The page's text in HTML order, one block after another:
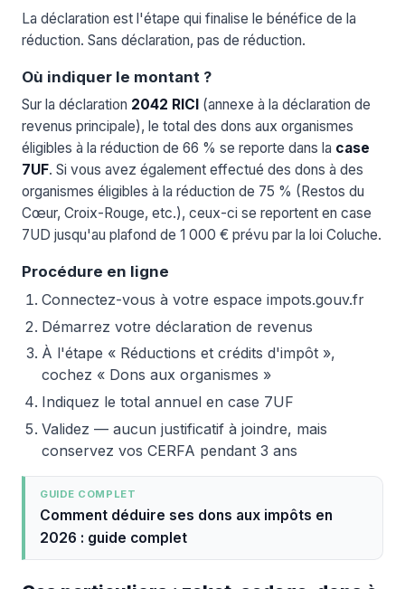
La déclaration est l'étape qui finalise le bénéfice de la
réduction. Sans déclaration, pas de réduction.
Où indiquer le montant ?
Sur la déclaration 2042 RICI (annexe à la déclaration de
revenus principale), le total des dons aux organismes
éligibles à la réduction de 66 % se reporte dans la case
7UF. Si vous avez également effectué des dons à des
organismes éligibles à la réduction de 75 % (Restos du
Cœur, Croix-Rouge, etc.), ceux-ci se reportent en case
7UD jusqu'au plafond de 1 000 € prévu par la loi Coluche.
Procédure en ligne
Connectez-vous à votre espace impots.gouv.fr
Démarrez votre déclaration de revenus
À l'étape « Réductions et crédits d'impôt »,
cochez « Dons aux organismes »
Indiquez le total annuel en case 7UF
Validez — aucun justificatif à joindre, mais
conservez vos CERFA pendant 3 ans
GUIDE COMPLET
Comment déduire ses dons aux impôts en
2026 : guide complet